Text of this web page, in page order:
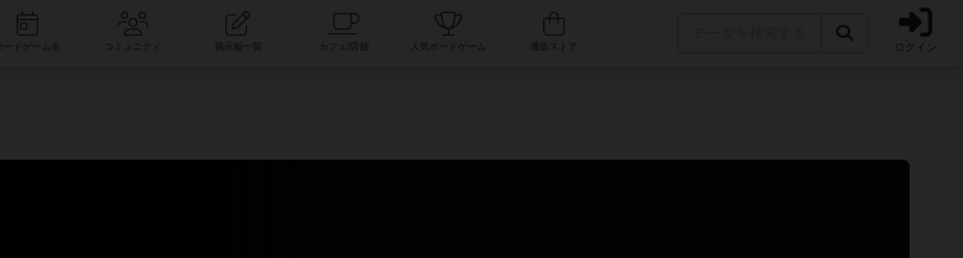
コミュニティ 人気ボードゲーム ログイン